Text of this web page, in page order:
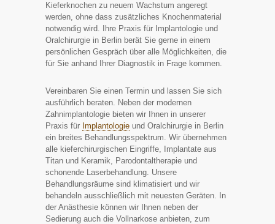
Kieferknochen zu neuem Wachstum angeregt
werden, ohne dass zusätzliches Knochenmaterial
notwendig wird. Ihre Praxis für Implantologie und
Oralchirurgie in Berlin berät Sie gerne in einem
persönlichen Gespräch über alle Möglichkeiten, die
für Sie anhand Ihrer Diagnostik in Frage kommen.
Vereinbaren Sie einen Termin und lassen Sie sich
ausführlich beraten. Neben der modernen
Zahnimplantologie bieten wir Ihnen in unserer
Praxis für Implantologie und Oralchirurgie in Berlin
ein breites Behandlungsspektrum. Wir übernehmen
alle kieferchirurgischen Eingriffe, Implantate aus
Titan und Keramik, Parodontaltherapie und
schonende Laserbehandlung. Unsere
Behandlungsräume sind klimatisiert und wir
behandeln ausschließlich mit neuesten Geräten. In
der Anästhesie können wir Ihnen neben der
Sedierung auch die Vollnarkose anbieten, zum